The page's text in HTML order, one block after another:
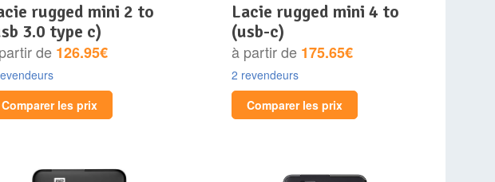
3.0 type c)
de 126.95€
Comparer les prix
lacie rugged mini 4 to
(usb-c)
à partir de 175.65€
2 revendeurs
Comparer les prix